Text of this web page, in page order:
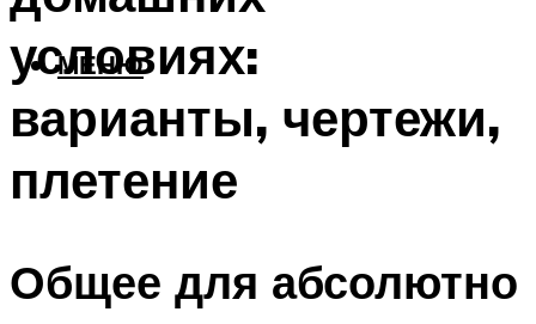
МЕНЮ
условиях:
варианты, чертежи,
плетение
Общее для абсолютно